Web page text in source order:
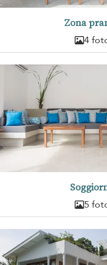
Zona
4
5